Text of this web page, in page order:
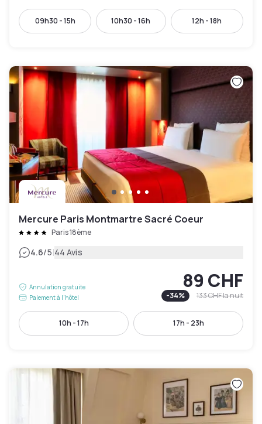
09h30 - 15h 10h30 - 16h 12h - 18h
Mercure Paris Montmartre Sacré Coeur
Paris 18ème
4.6/5|44 Avis
Annulation gratuite
Paiement à l'hôtel
89 CHF
-34% 133 CHFla nuit
10h - 17h 17h - 23h